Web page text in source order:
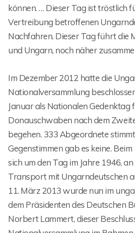
können. … Dieser Tag ist tröstlich
Vertreibung betroffenen
Nachfahren. Dieser Tag führt die
und Ungarn, noch näher
Im Dezember 2012 hatte die
Nationalversammlung
Januar als Nationalen
Donauschwaben nach dem
begehen. 333 Abgeordnete
Gegenstimmen gab es keine.
sich um den Tag im Jahre 1946,
Transport mit Ungarndeutschen
11. März 2013 wurde nun im
dem Präsidenten des Deutschen
Norbert Lammert, dieser